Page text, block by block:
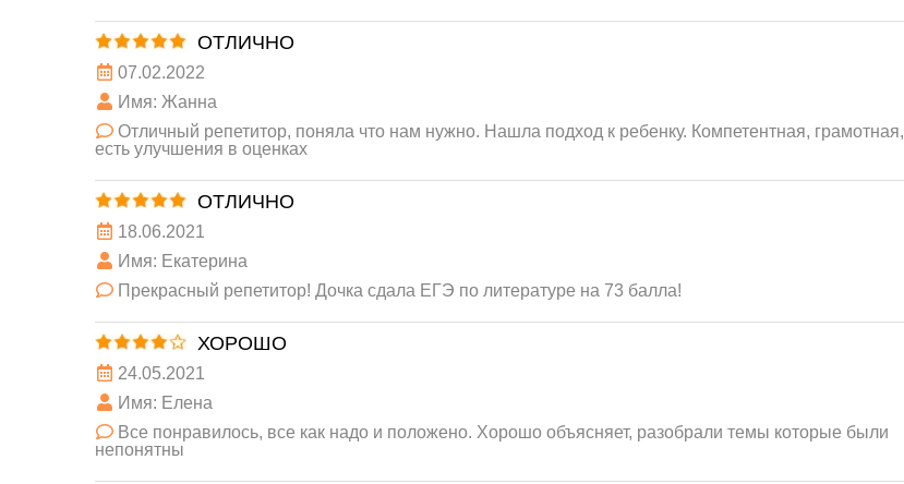
ОТЛИЧНО
07.02.2022
Имя: Жанна
Отличный репетитор, поняла что нам нужно. Нашла подход к ребенку. Компетентная, грамотная,
есть улучшения в оценках
ОТЛИЧНО
18.06.2021
Имя: Екатерина
Прекрасный репетитор! Дочка сдала ЕГЭ по литературе на 73 балла!
ХОРОШО
24.05.2021
Имя: Елена
Все понравилось, все как надо и положено. Хорошо объясняет, разобрали темы которые были
непонятны